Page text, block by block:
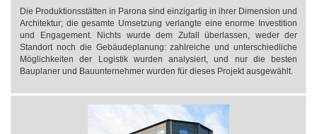
Die Produktionsstätten in Parona sind einzigartig in ihrer Dimension und
Architektur; die gesamte Umsetzung verlangte eine enorme Investition
und Engagement. Nichts wurde dem Zufall überlassen, weder der
Standort noch die Gebäudeplanung: zahlreiche und unterschiedliche
Möglichkeiten der Logistik wurden analysiert, und nur die besten
Bauplaner und Bauunternehmer wurden für dieses Projekt ausgewählt.